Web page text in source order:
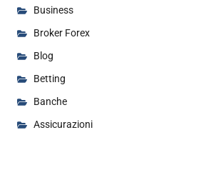
Business
Broker Forex
Blog
Betting
Banche
Assicurazioni